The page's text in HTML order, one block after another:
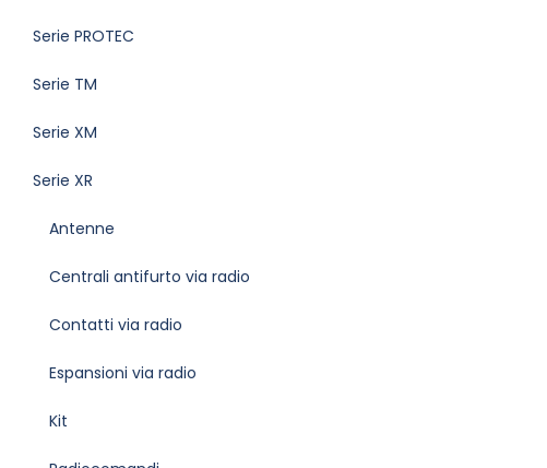
Serie PROTEC
Serie TM
Serie XM
Serie XR
Antenne
Centrali antifurto via radio
Contatti via radio
Espansioni via radio
Kit